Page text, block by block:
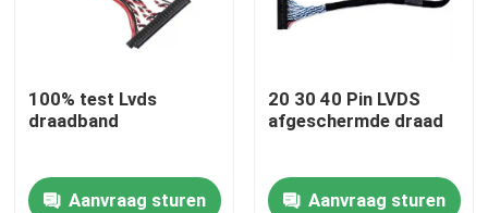
Thuis
100% test Lvds
draadband
Aanvraag sturen
20 30 40 Pin LVDS
afgeschermde draad
Aanvraag sturen